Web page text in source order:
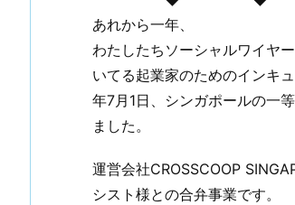
あれから一年、
わたしたちソーシャルワイヤ
いてる起業家のためのインキ
年7月1日、シンガポールの一
ました。
運営会社CROSSCOOP
シスト様との合弁事業です。